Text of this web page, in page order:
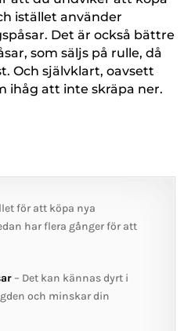
istället använder
Det är också bättre
som säljs på rulle, då
Och självklart, oavsett
ihåg att inte skräpa ner.
för att köpa nya
har flera gånger för att
– Det kan kännas dyrt i
och minskar din